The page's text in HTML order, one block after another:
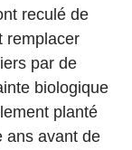
reculé de
remplacer
par de
biologique
planté
ans avant de